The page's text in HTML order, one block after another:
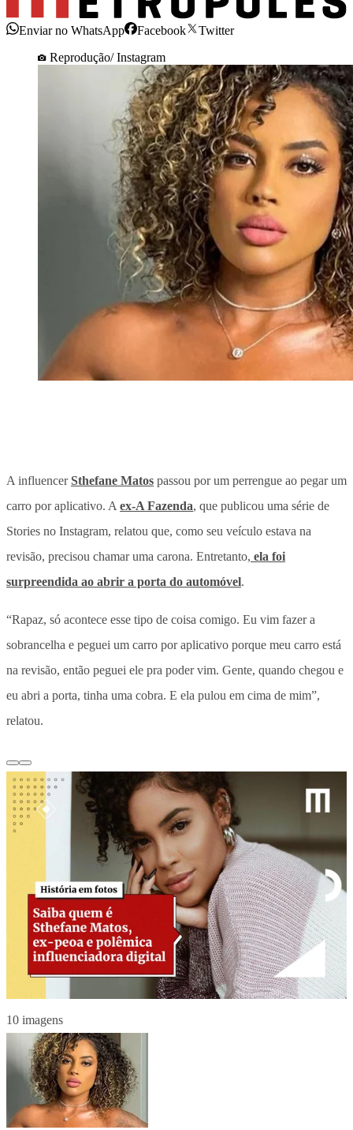
Enviar no WhatsApp Facebook
Twitter
Reprodução/ Instagram
A influencerSthefane Matos passou por um perrengue ao pegar um
carro por aplicativo. A ex-A Fazenda, que publicou uma série de
Stories no Instagram, relatou que, como seu veículo estava na
revisão, precisou chamar uma carona. Entretanto, ela foi
surpreendida ao abrir a porta do automóvel.
“Rapaz, só acontece esse tipo de coisa comigo. Eu vim fazer a
sobrancelha e peguei um carro por aplicativo porque meu carro está
na revisão, então peguei ele pra poder vim. Gente, quando chegou e
eu abri a porta, tinha uma cobra. E ela pulou em cima de mim”,
relatou.
10 imagens